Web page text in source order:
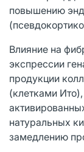
повышению
Влияние на
экспрессии
продукции
(клетками
натуральных
замедлению